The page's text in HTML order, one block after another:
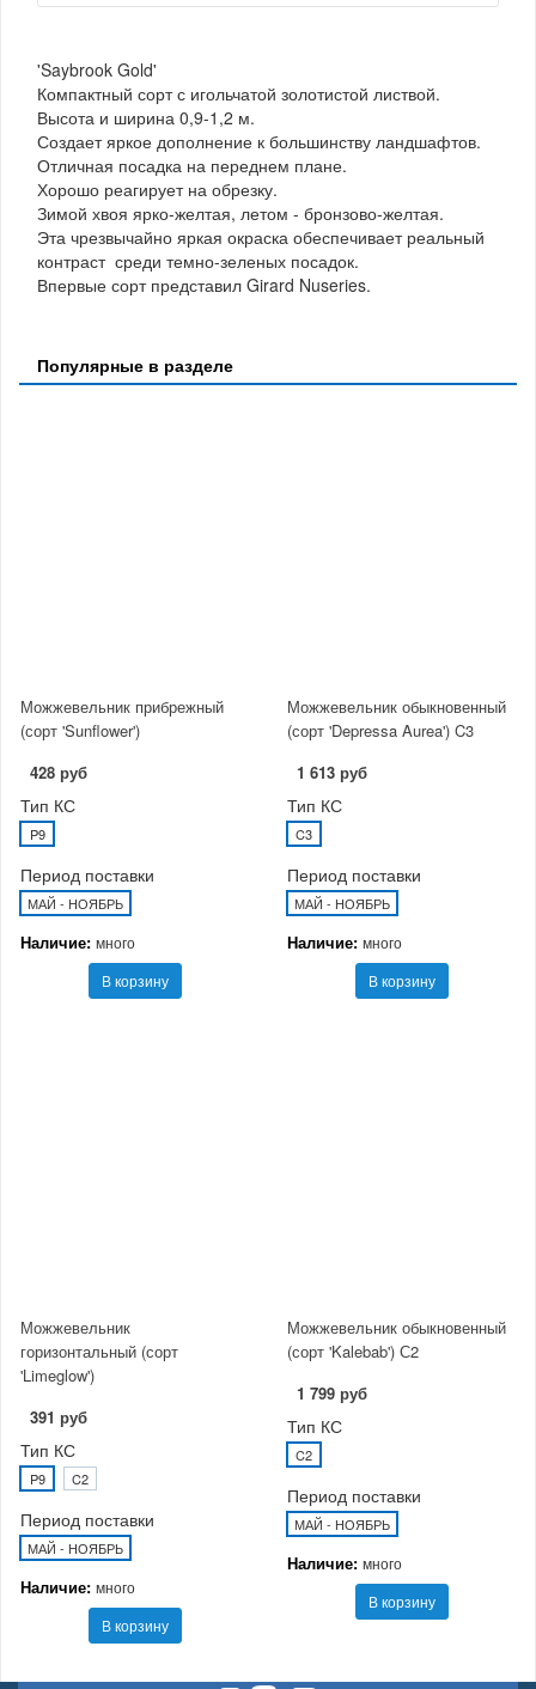
'Saybrook Gold'
Компактный сорт с игольчатой золотистой листвой.
Высота и ширина 0,9-1,2 м.
Создает яркое дополнение к большинству ландшафтов.
Отличная посадка на переднем плане.
Хорошо реагирует на обрезку.
Зимой хвоя ярко-желтая, летом - бронзово-желтая.
Эта чрезвычайно яркая окраска обеспечивает реальный
контраст среди темно-зеленых посадок.
Впервые сорт представил Girard Nuseries.
Популярные в разделе
Можжевельник прибрежный
(сорт 'Sunflower')
428 руб
Тип КС
P9
Период поставки
МАЙ - НОЯБРЬ
Наличие: много
В корзину
Можжевельник обыкновенный
(сорт 'Depressa Aurea') C3
1 613 руб
Тип КС
C3
Период поставки
МАЙ - НОЯБРЬ
Наличие: много
В корзину
Можжевельник
горизонтальный (сорт
'Limeglow')
391 руб
Тип КС
P9 C2
Период поставки
МАЙ - НОЯБРЬ
Наличие: много
В корзину
Можжевельник обыкновенный
(сорт 'Kalebab') С2
1 799 руб
Тип КС
C2
Период поставки
МАЙ - НОЯБРЬ
Наличие: много
В корзину